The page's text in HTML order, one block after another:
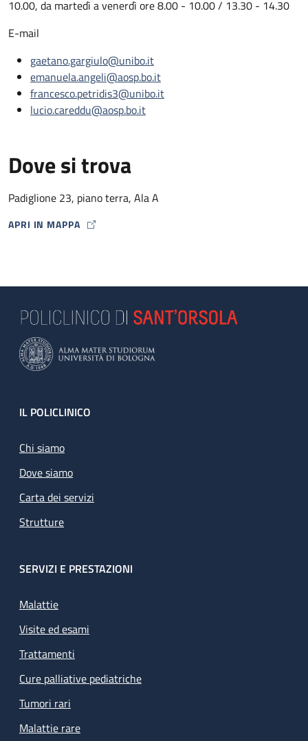
10.00, da martedì a venerdì ore 8.00 - 10.00 / 13.30 - 14.30
E-mail
gaetano.gargiulo@unibo.it
emanuela.angeli@aosp.bo.it
francesco.petridis3@unibo.it
lucio.careddu@aosp.bo.it
Dove si trova
Padiglione 23, piano terra, Ala A
APRI IN MAPPA
MAP ICON
Footer
IL POLICLINICO
Chi siamo
Dove siamo
Carta dei servizi
Strutture
SERVIZI E PRESTAZIONI
Malattie
Visite ed esami
Trattamenti
Cure palliative pediatriche
Tumori rari
Malattie rare